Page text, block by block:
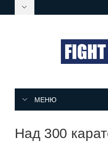
МЕНЮ
Над 300